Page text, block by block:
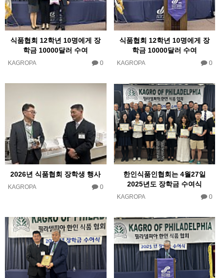
식품협회 12학년 10명에게 장
학금 10000달러 수여
KAGROPA 0
식품협회 12학년 10명에게 장
학금 10000달러 수여
KAGROPA 0
2026년 식품협회 장학생 행사
KAGROPA 0
한인식품인협회는 4월27일
2025년도 장학금 수여식
KAGROPA 0